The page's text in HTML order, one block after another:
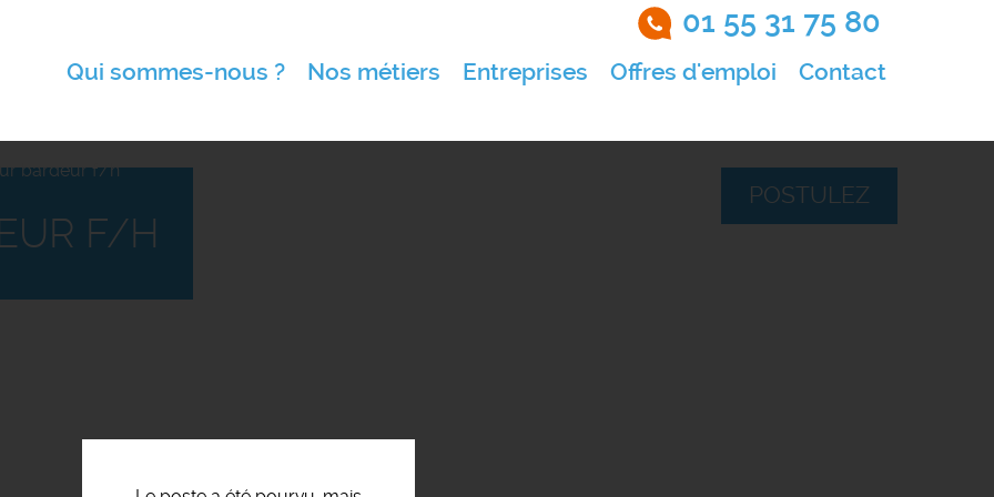
01 55 31 75 80
Qui sommes-nous ? Nos métiers Entreprises Offres d'emploi Contact
bardeur f/h
POSTULEZ
F/H